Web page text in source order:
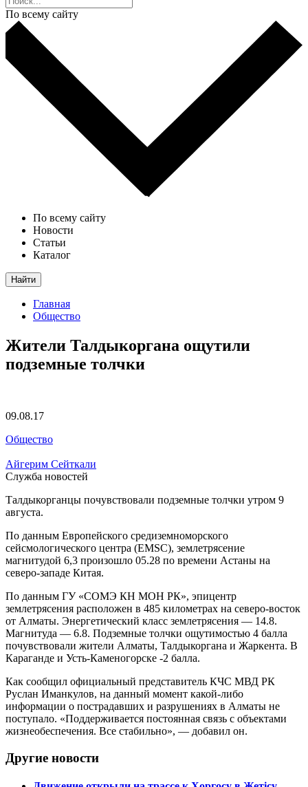
По всему сайту
По всему сайту
Новости
Статьи
Каталог
Найти
Главная
Общество
Жители Талдыкоргана ощутили
подземные толчки
09.08.17
Общество
Айгерим Сейткали
Служба новостей
Талдыкорганцы почувствовали подземные толчки утром 9
августа.
По данным Европейского средиземноморского
сейсмологического центра (EMSC), землетрясение
магнитудой 6,3 произошло 05.28 по времени Астаны на
северо-западе Китая.
По данным ГУ «СОМЭ КН МОН РК», эпицентр
землетрясения расположен в 485 километрах на северо-восток
от Алматы. Энергетический класс землетрясения — 14.8.
Магнитуда — 6.8. Подземные толчки ощутимостью 4 балла
почувствовали жители Алматы, Талдыкоргана и Жаркента. В
Караганде и Усть-Каменогорске -2 балла.
Как сообщил официальный представитель КЧС МВД РК
Руслан Иманкулов, на данный момент какой-либо
информации о пострадавших и разрушениях в Алматы не
поступало. «Поддерживается постоянная связь с объектами
жизнеобеспечения. Все стабильно», — добавил он.
Другие новости